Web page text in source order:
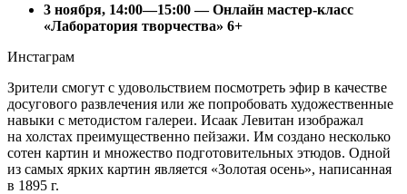
3 ноября, 14:00—15:00 — Онлайн мастер-класс
«Лаборатория творчества» 6+
Инстаграм
Зрители смогут с удовольствием посмотреть эфир в качестве
досугового развлечения или же попробовать художественные
навыки с методистом галереи. Исаак Левитан изображал
на холстах преимущественно пейзажи. Им создано несколько
сотен картин и множество подготовительных этюдов. Одной
из самых ярких картин является «Золотая осень», написанная
в 1895 г.